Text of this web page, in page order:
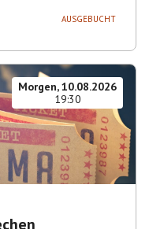
AUSGEBUCHT
Morgen, 10.08.2026
19:30